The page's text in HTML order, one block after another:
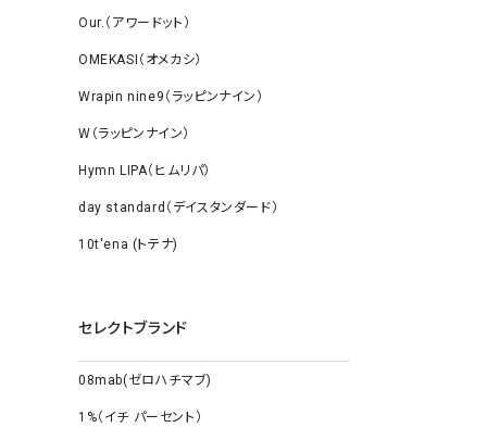
Our.（アワードット）
OMEKASI（オメカシ）
Wrapin nine9（ラッピンナイン）
W（ラッピンナイン）
Hymn LIPA（ヒムリパ）
day standard（デイスタンダード）
10t'ena (トテナ)
セレクトブランド
08mab(ゼロハチマブ)
1%（イチ パーセント）